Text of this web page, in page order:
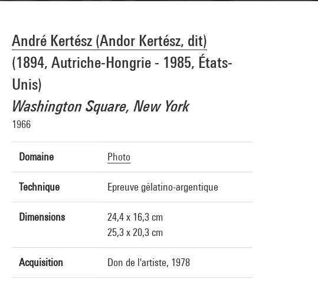
André Kertész (Andor Kertész, dit)
(1894, Autriche-Hongrie - 1985, États-
Unis)
Washington Square, New York
1966
Domaine Photo
Technique Epreuve gélatino-argentique
Dimensions
24,4 x 16,3 cm
25,3 x 20,3 cm
Acquisition Don de l'artiste, 1978